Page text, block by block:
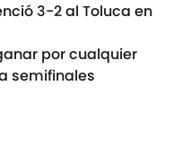
3-2 al Toluca en
por cualquier
semifinales